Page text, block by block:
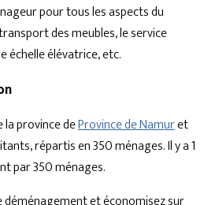
pour tous les aspects du
des meubles, le service
échelle élévatrice, etc.
province deProvince de Namuret
répartis en 350 ménages. Il y a 1
par 350 ménages.